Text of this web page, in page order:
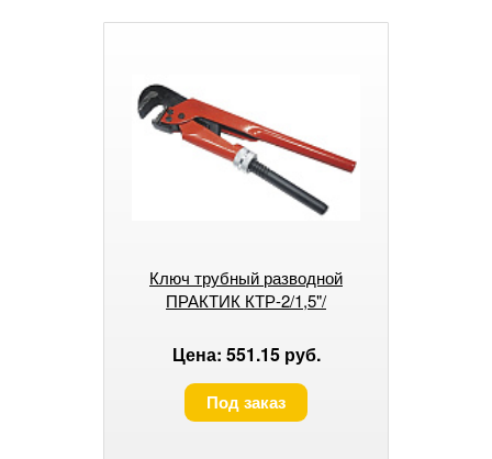
Ключ трубный разводной
ПРАКТИК КТР-2/1,5"/
Цена: 551.15 руб.
Под заказ